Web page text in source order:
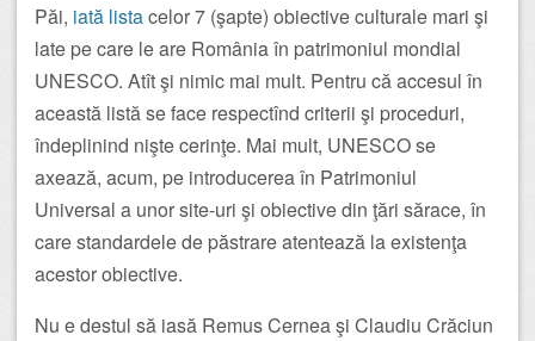
Păi, iată listacelor 7 (şapte) obiective culturale mari şi
late pe care le are România în patrimoniul mondial
UNESCO. Atît şi nimic mai mult. Pentru că accesul în
această listă se face respectînd criterii şi proceduri,
îndeplinind nişte cerinţe. Mai mult, UNESCO se
axează, acum, pe introducerea în Patrimoniul
Universal a unor site-uri şi obiective din ţări sărace, în
care standardele de păstrare atentează la existenţa
acestor obiective.
Nu e destul să iasă Remus Cernea şi Claudiu Crăciun